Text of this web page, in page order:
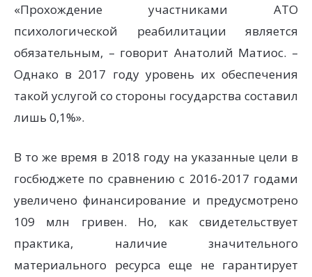
«Прохождение участниками АТО
психологической реабилитации является
обязательным, – говорит Анатолий Матиос. –
Однако в 2017 году уровень их обеспечения
такой услугой со стороны государства составил
лишь 0,1%».
В то же время в 2018 году на указанные цели в
госбюджете по сравнению с 2016-2017 годами
увеличено финансирование и предусмотрено
109 млн гривен. Но, как свидетельствует
практика, наличие значительного
материального ресурса еще не гарантирует